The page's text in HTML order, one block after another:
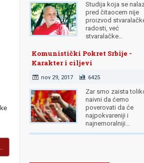
Studija koja se
pred čitaocem nije
proizvod
radosti, već
stvaralačke…
Komunistički Pokret Srbije -
Karakter i ciljevi
nov 29, 2017 6425
Zar smo zaista
naivni da ćemo
poverovati da će
najpokvareniji i
najnemoralniji…